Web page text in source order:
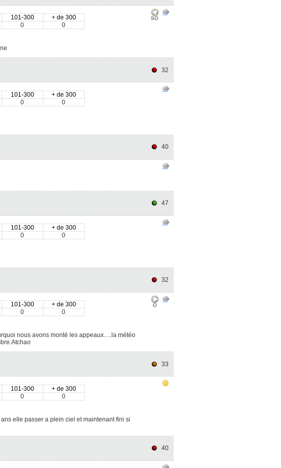
101-300
+ de 300
0
0
SO
32
101-300
+ de 300
0
0
40
47
101-300
+ de 300
0
0
32
101-300
+ de 300
0
0
nous avons monté les appeaux.....la météo
O
33
101-300
+ de 300
0
0
elle passer a plein ciel et maintenant fini si
40